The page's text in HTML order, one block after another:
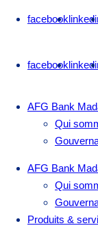
facebook
facebook
AFG Bank
Qui
AFG Bank
Qui
Produits &